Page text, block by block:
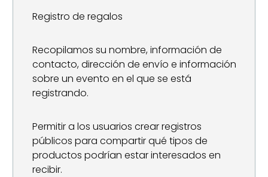
Registro de regalos
Recopilamos su nombre, información de
contacto, dirección de envío e información
sobre un evento en el que se está
registrando.
Permitir a los usuarios crear registros
públicos para compartir qué tipos de
productos podrían estar interesados en
recibir.